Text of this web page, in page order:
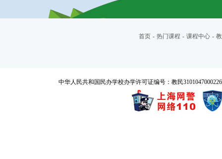
首页 - 热门课程 - 课程中心 -
中华人民共和国民办学校办学许可证编号：教民